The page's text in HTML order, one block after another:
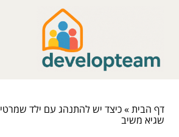
דף הבית»כיצד יש להתנהג עם ילד
שגיא משיב